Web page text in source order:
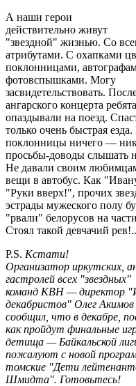
А наши герои
действительно живут
"звездной" жизнью. Со
атрибутами. С охапками
поклонницами,
фотовспышками. Могу
засвидетельствовать.
ангарского концерта
опаздывали на поезд.
только очень быстрая
поклонницы ничего —
просьбы-доводы слышать
Не давали своим
вещи в автобус. Как
"Руки вверх!", прочих
эстрады мужеского полу
"рвали" белорусов на
Стоял такой девчачий рев!..
P.S. Кстати!
Организатор иркутских,
гастролей всех "звездных"
команд КВН — директор
декабристов" Олег Акимов
сообщил, что в декабре,
как пройдут финальные
детища — Байкальской
пожалуют с новой
томские "Дети
Шмидта". Готовьтесь!